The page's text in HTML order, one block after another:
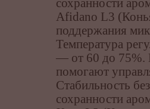
сохранности
Afidano L3
поддержания
Температура
— от 60 до 75%.
помогают
Стабильность
сохранности